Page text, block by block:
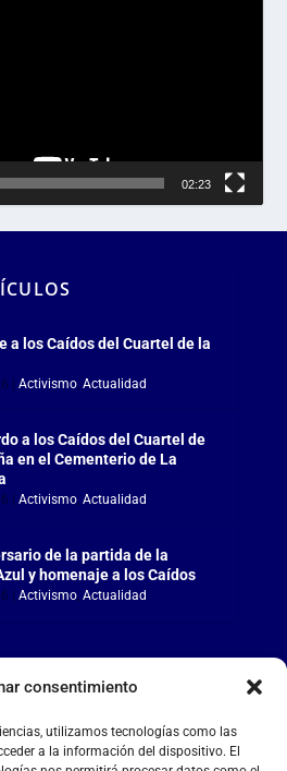
consentimiento
utilizamos tecnologías como las
a la información del dispositivo. El
02:23
a los Caídos del Cuartel de la
Activismo, Actualidad
a los Caídos del Cuartel de
en el Cementerio de La
Activismo, Actualidad
de la partida de la
y homenaje a los Caídos
Activismo, Actualidad